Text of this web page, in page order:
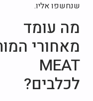
שנחשפו אליו.
מה עומד
מאחורי
MEAT
לכלבים?